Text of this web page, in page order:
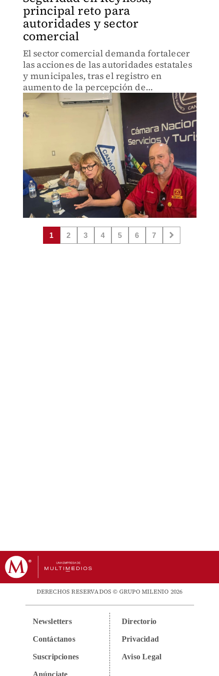
principal reto para
autoridades y sector
comercial
El sector comercial demanda fortalecer
las acciones de las autoridades estatales
y municipales, tras el registro en
aumento de la percepción de
inseguridad
1 2 3 4 5 6 7
DERECHOS RESERVADOS © GRUPO MILENIO 2026
Newsletters
Contáctanos
Suscripciones
Anúnciate
Directorio
Privacidad
Aviso Legal